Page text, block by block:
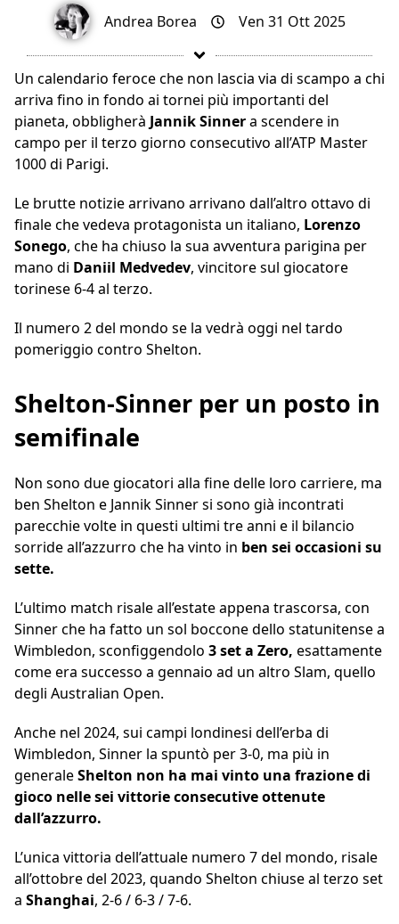
Andrea Borea Ven 31 Ott 2025
Un calendario feroce che non lascia via di scampo a chi
arriva fino in fondo ai tornei più importanti del
pianeta, obbligherà Jannik Sinnera scendere in
campo per il terzo giorno consecutivo all’ATP Master
1000 di Parigi.
Le brutte notizie arrivano arrivano dall’altro ottavo di
finale che vedeva protagonista un italiano, Lorenzo
Sonego, che ha chiuso la sua avventura parigina per
mano di Daniil Medvedev, vincitore sul giocatore
torinese 6-4 al terzo.
Il numero 2 del mondo se la vedrà oggi nel tardo
pomeriggio contro Shelton.
Shelton-Sinner per un posto in
semifinale
Non sono due giocatori alla fine delle loro carriere, ma
ben Shelton e Jannik Sinner si sono già incontrati
parecchie volte in questi ultimi tre anni e il bilancio
sorride all’azzurro che ha vinto in ben sei occasioni su
sette.
L’ultimo match risale all’estate appena trascorsa, con
Sinner che ha fatto un sol boccone dello statunitense a
Wimbledon, sconfiggendolo 3 set a Zero, esattamente
come era successo a gennaio ad un altro Slam, quello
degli Australian Open.
Anche nel 2024, sui campi londinesi dell’erba di
Wimbledon, Sinner la spuntò per 3-0, ma più in
generaleShelton non ha mai vinto una frazione di
gioco nelle sei vittorie consecutive ottenute
dall’azzurro.
L’unica vittoria dell’attuale numero 7 del mondo, risale
all’ottobre del 2023, quando Shelton chiuse al terzo set
a Shanghai, 2-6 / 6-3 / 7-6.